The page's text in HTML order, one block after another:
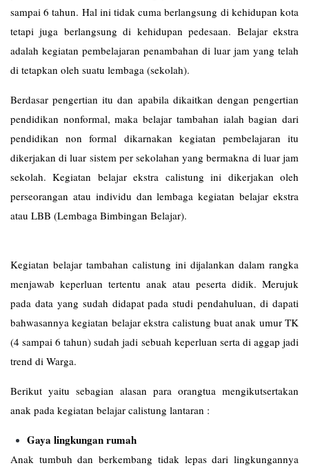
sampai 6 tahun. Hal ini tidak cuma berlangsung di kehidupan kota
tetapi juga berlangsung di kehidupan pedesaan. Belajar ekstra
adalah kegiatan pembelajaran penambahan di luar jam yang telah
di tetapkan oleh suatu lembaga (sekolah).
Berdasar pengertian itu dan apabila dikaitkan dengan pengertian
pendidikan nonformal, maka belajar tambahan ialah bagian dari
pendidikan non formal dikarnakan kegiatan pembelajaran itu
dikerjakan di luar sistem per sekolahan yang bermakna di luar jam
sekolah. Kegiatan belajar ekstra calistung ini dikerjakan oleh
perseorangan atau individu dan lembaga kegiatan belajar ekstra
atau LBB (Lembaga Bimbingan Belajar).
Kegiatan belajar tambahan calistung ini dijalankan dalam rangka
menjawab keperluan tertentu anak atau peserta didik. Merujuk
pada data yang sudah didapat pada studi pendahuluan, di dapati
bahwasannya kegiatan belajar ekstra calistung buat anak umur TK
(4 sampai 6 tahun) sudah jadi sebuah keperluan serta di aggap jadi
trend di Warga.
Berikut yaitu sebagian alasan para orangtua mengikutsertakan
anak pada kegiatan belajar calistung lantaran :
Gaya lingkungan rumah
Anak tumbuh dan berkembang tidak lepas dari lingkungannya